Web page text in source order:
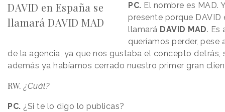
DAVID en España se
llamará DAVID MAD
PC. El nombre es MAD.
presente porque DAVID
llamará DAVID MAD. Es
queríamos perder, pese
de la agencia, ya que nos gustaba el concepto detrás,
además ya habíamos cerrado nuestro primer gran
RW.¿Cuál?
PC. ¿Si te lo digo lo publicas?